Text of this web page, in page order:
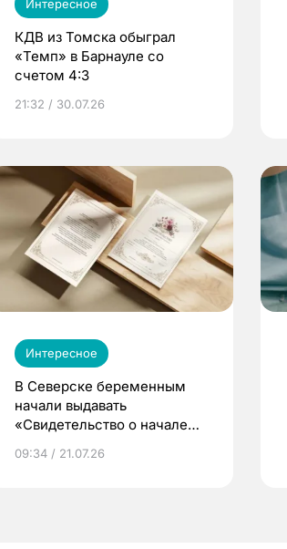
Интересное
КДВ из Томска обыграл
«Темп» в Барнауле со
счетом 4:3
21:32 / 30.07.26
Интересное
В Северске беременным
начали выдавать
«Свидетельство о начале
09:34 / 21.07.26